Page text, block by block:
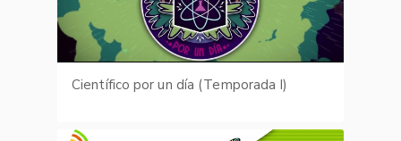
Científico por un día (Temporada I)